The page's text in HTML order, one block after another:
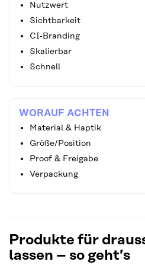
Nutzwert
Sichtbarkeit
CI‑Branding
Skalierbar
Schnell
WORAUF ACHTEN
Material & Haptik
Größe/Position
Proof & Freigabe
Verpackung
Produkte für
lassen – so geht’s